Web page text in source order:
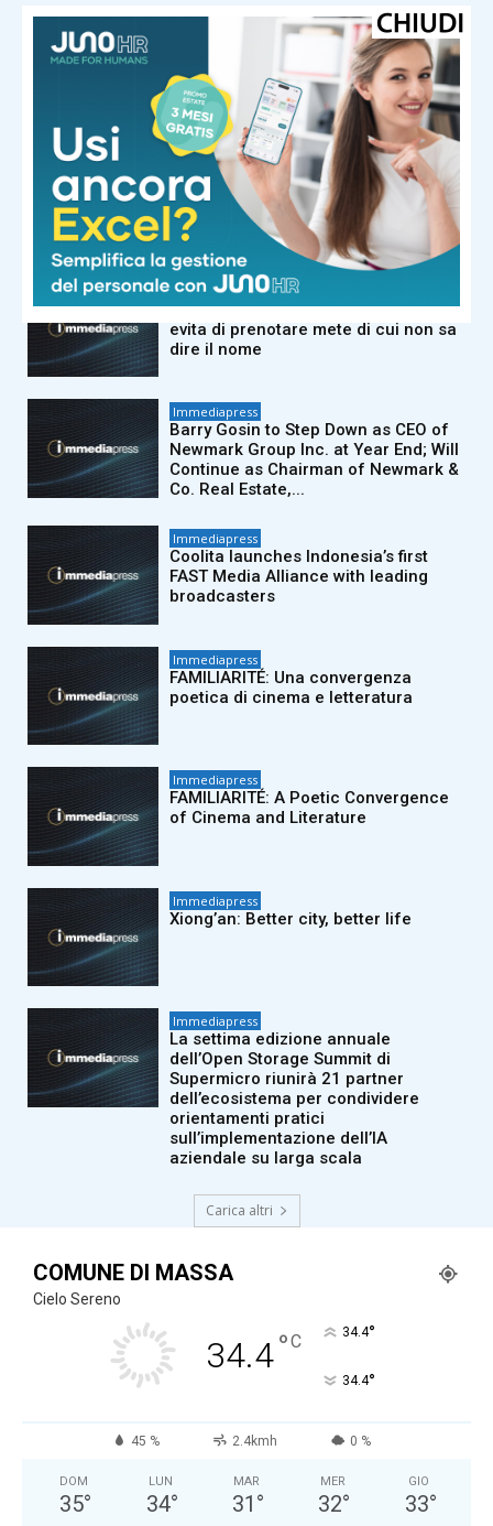
KOWIN Showcases full-line Storage
Portfolio at FMS 2026: High-
performance Storage Products
Drives AI Innovation
Immediapress
Tribesigns amplia la collaborazione
con i principali rivenditori di articoli
per la casa statunitensi al Las Vegas
Market 2026
Immediapress
Ricerca Omio: il 44% degli italiani
evita di prenotare mete di cui non sa
dire il nome
Immediapress
Barry Gosin to Step Down as CEO of
Newmark Group Inc. at Year End; Will
Continue as Chairman of Newmark &
Co. Real Estate,...
Immediapress
Coolita launches Indonesia’s first
FAST Media Alliance with leading
broadcasters
Immediapress
FAMILIARITÉ: Una convergenza
poetica di cinema e letteratura
Immediapress
FAMILIARITÉ: A Poetic Convergence
of Cinema and Literature
Immediapress
Xiong’an: Better city, better life
Immediapress
La settima edizione annuale
dell’Open Storage Summit di
Supermicro riunirà 21 partner
dell’ecosistema per condividere
orientamenti pratici
sull’implementazione dell’IA
aziendale su larga scala
Carica altri
COMUNE DI MASSA
Cielo Sereno
34.4°C 34.4°
34.4°
45 % 2.4kmh 0 %
DOM
35°
LUN
34°
MAR
31 °
MER
32°
GIO
33°